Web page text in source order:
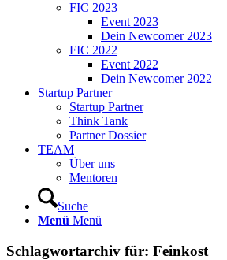
FIC 2023
Event 2023
Dein Newcomer 2023
FIC 2022
Event 2022
Dein Newcomer 2022
Startup Partner
Startup Partner
Think Tank
Partner Dossier
TEAM
Über uns
Mentoren
Suche
Menü Menü
Schlagwortarchiv für: Feinkost